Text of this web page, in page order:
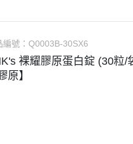
編號：Q0003B-30SX6
裸耀膠原蛋白錠 (30粒/
原】